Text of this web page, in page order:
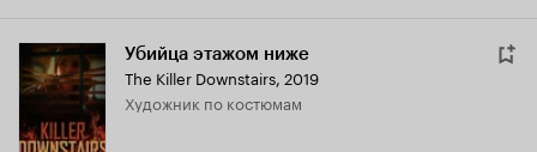
Убийца этажом ниже
The Killer Downstairs, 2019
Художник по костюмам